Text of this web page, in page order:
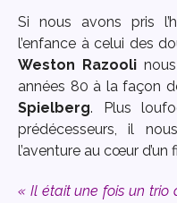
Si nous avons pris
l’enfance à celui des
Weston Razooli
années 80 à la façon
Spielberg. Plus
prédécesseurs, il
l’aventure au cœur d’un
« Il était une fois un trio